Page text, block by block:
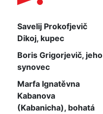
Savelij Prokofjevič
Dikoj, kupec
Boris Grigorjevič, jeho
synovec
Marfa Ignatěvna
Kabanova
(Kabanicha), bohatá